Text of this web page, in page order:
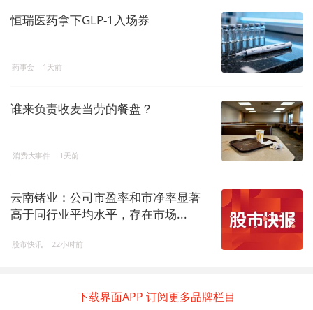
恒瑞医药拿下GLP-1入场券
药事会 1天前
谁来负责收麦当劳的餐盘？
消费大事件 1天前
云南锗业：公司市盈率和市净率显著
高于同行业平均水平，存在市场...
股市快讯 22小时前
下载界面APP 订阅更多品牌栏目